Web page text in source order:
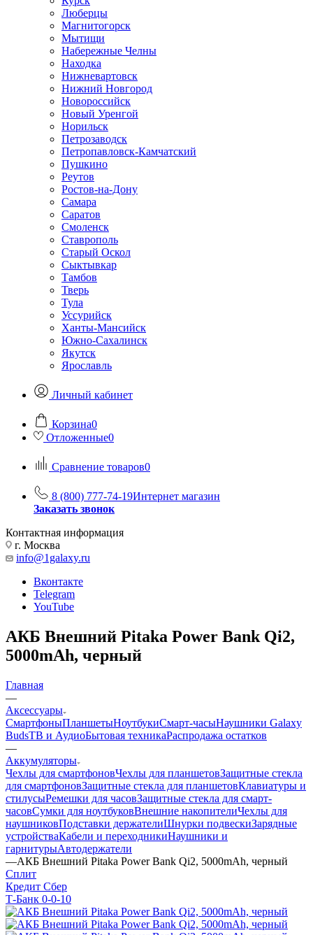
Люберцы
Магнитогорск
Мытищи
Набережные Челны
Находка
Нижневартовск
Нижний Новгород
Новороссийск
Новый Уренгой
Норильск
Петрозаводск
Петропавловск-Камчатский
Пушкино
Реутов
Ростов-на-Дону
Самара
Саратов
Смоленск
Ставрополь
Старый Оскол
Сыктывкар
Тамбов
Тверь
Тула
Уссурийск
Ханты-Мансийск
Южно-Сахалинск
Якутск
Ярославль
Личный кабинет
Корзина0
Отложенные0
Сравнение товаров0
8 (800) 777-74-19Интернет магазин
Заказать звонок
Контактная информация
г. Москва
info@1galaxy.ru
Вконтакте
Telegram
YouTube
АКБ Внешний Pitaka Power Bank Qi2,
5000mAh, черный
Главная
—
Аксессуары
СмартфоныПланшетыНоутбукиСмарт-часыНаушники Galaxy
BudsТВ и АудиоБытовая техникаРаспродажа остатков
—
Аккумуляторы
Чехлы для смартфоновЧехлы для планшетовЗащитные стекла
для смартфоновЗащитные стекла для планшетовКлавиатуры и
стилусыРемешки для часовЗащитные стекла для смарт-
часовСумки для ноутбуковВнешние накопителиЧехлы для
наушниковПодставки держателиШнурки подвескиЗарядные
устройстваКабели и переходникиНаушники и
гарнитурыАвтодержатели
—АКБ Внешний Pitaka Power Bank Qi2, 5000mAh, черный
Сплит
Кредит Сбер
Т-Банк 0-0-10